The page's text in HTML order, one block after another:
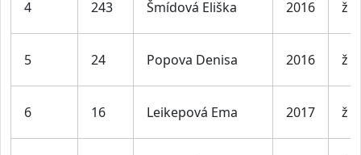
4 243 Šmídová Eliška 2016 ž
5 24 Popova Denisa 2016 ž
6 16 Leikepová Ema 2017 ž